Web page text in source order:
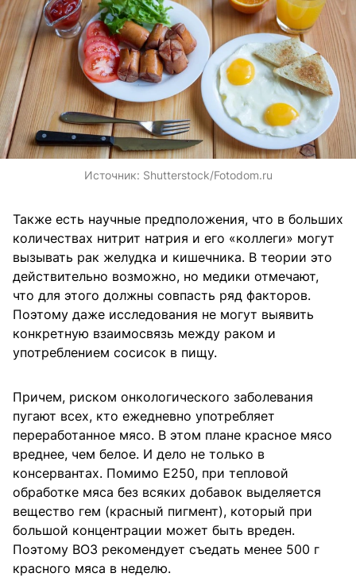
Источник: Shutterstock/Fotodom.ru
Также есть научные предположения, что в больших
количествах нитрит натрия и его «коллеги» могут
вызывать рак желудка и кишечника. В теории это
действительно возможно, но медики отмечают,
что для этого должны совпасть ряд факторов.
Поэтому даже исследования не могут выявить
конкретную взаимосвязь между раком и
употреблением сосисок в пищу.
Причем, риском онкологического заболевания
пугают всех, кто ежедневно употребляет
переработанное мясо. В этом плане красное мясо
вреднее, чем белое. И дело не только в
консервантах. Помимо Е250, при тепловой
обработке мяса без всяких добавок выделяется
вещество гем (красный пигмент), который при
большой концентрации может быть вреден.
Поэтому ВОЗ рекомендует съедать менее 500 г
красного мяса в неделю.